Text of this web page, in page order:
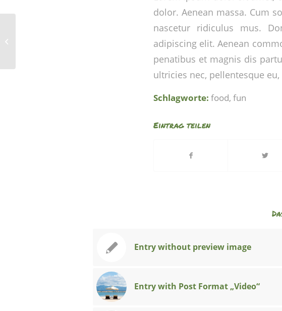
dolor. Aenean massa. Cum
nascetur ridiculus mus.
adipiscing elit. Aenean
penatibus et magnis dis
ultricies nec, pellentesque
Schlagworte: food, fun
Eintrag teilen
Entry without preview image
Entry with Post Format „Video“